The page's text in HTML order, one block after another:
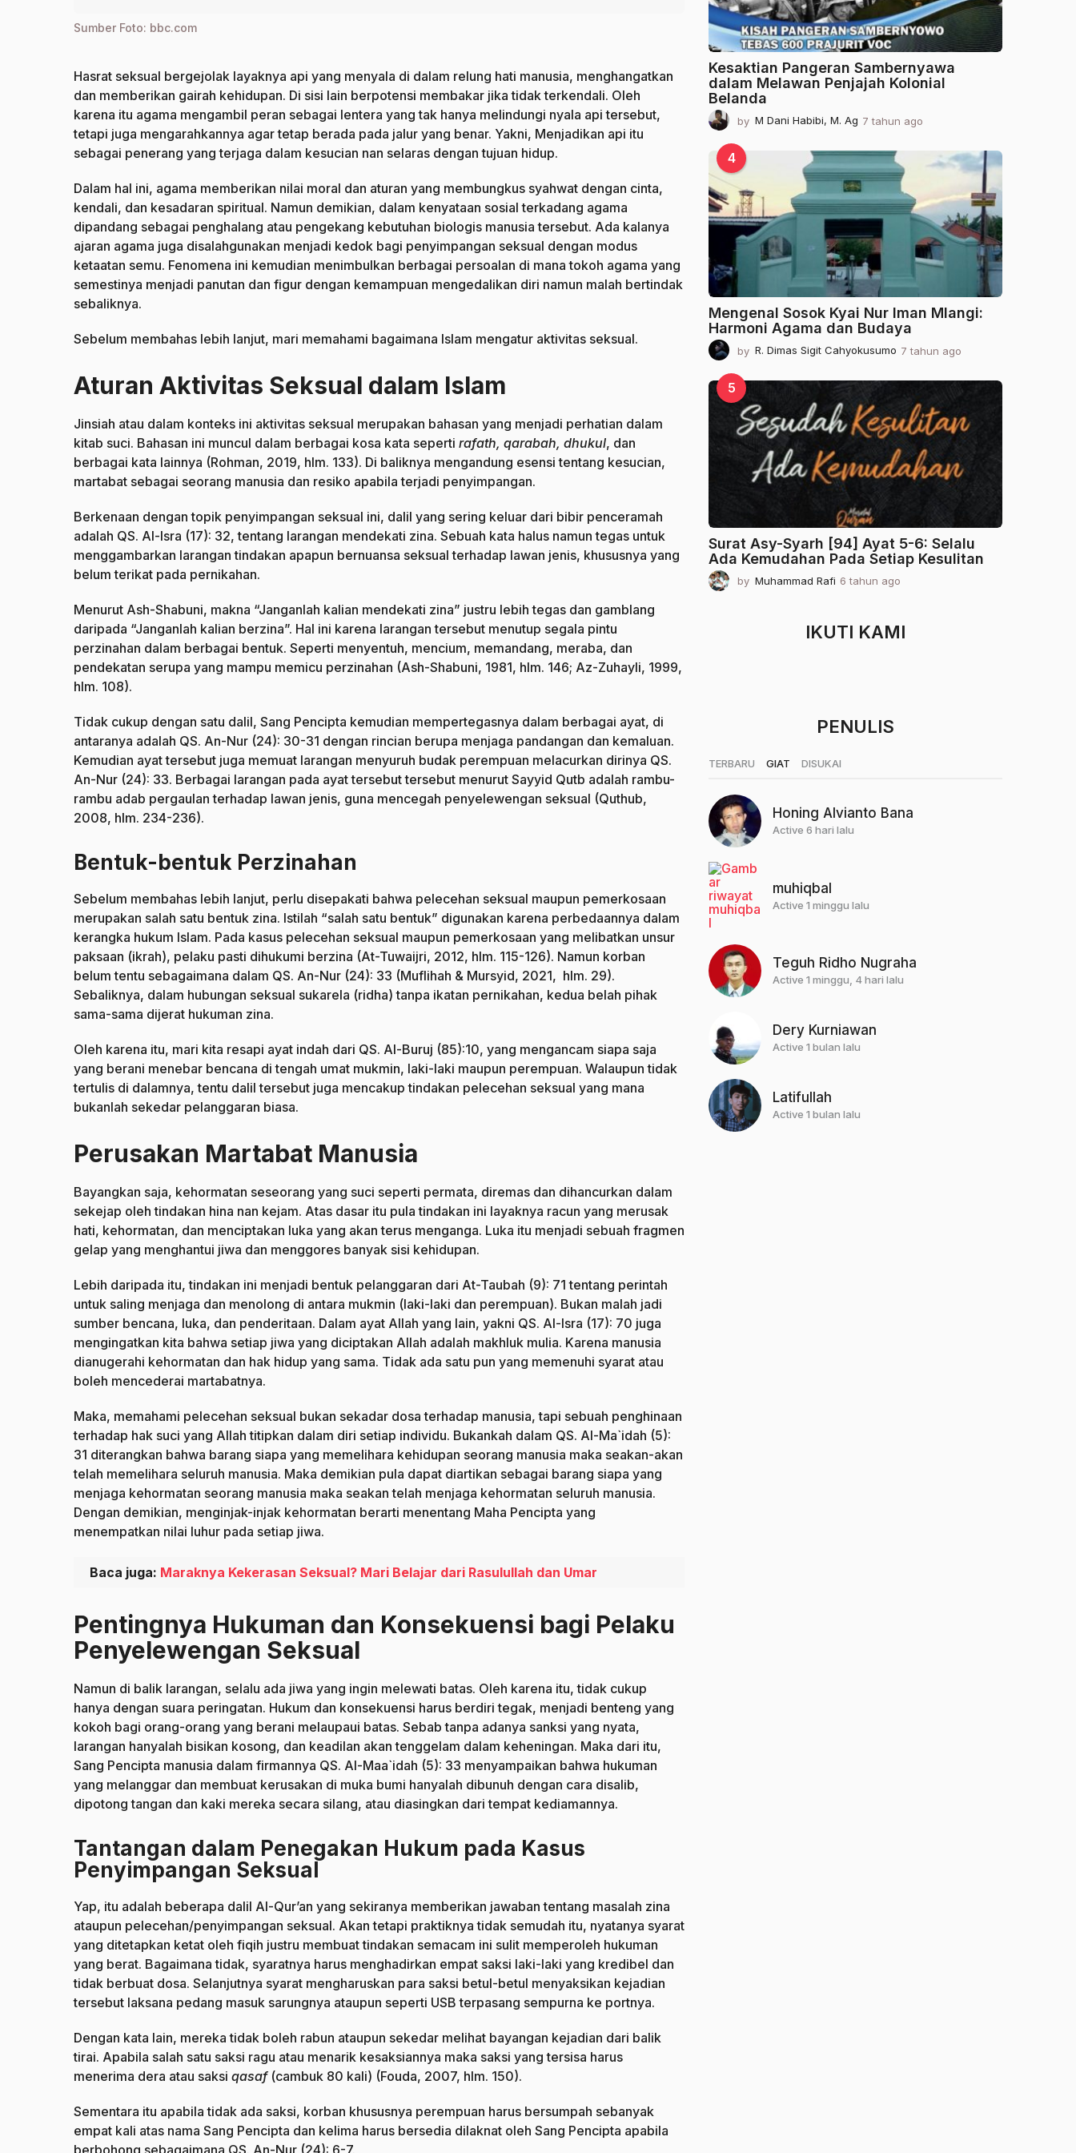
Sumber Foto: bbc.com
Hasrat seksual bergejolak layaknya api yang menyala di dalam relung hati manusia, menghangatkan
dan memberikan gairah kehidupan. Di sisi lain berpotensi membakar jika tidak terkendali. Oleh
karena itu agama mengambil peran sebagai lentera yang tak hanya melindungi nyala api tersebut,
tetapi juga mengarahkannya agar tetap berada pada jalur yang benar. Yakni, Menjadikan api itu
sebagai penerang yang terjaga dalam kesucian nan selaras dengan tujuan hidup.
Dalam hal ini, agama memberikan nilai moral dan aturan yang membungkus syahwat dengan cinta,
kendali, dan kesadaran spiritual. Namun demikian, dalam kenyataan sosial terkadang agama
dipandang sebagai penghalang atau pengekang kebutuhan biologis manusia tersebut. Ada kalanya
ajaran agama juga disalahgunakan menjadi kedok bagi penyimpangan seksual dengan modus
ketaatan semu. Fenomena ini kemudian menimbulkan berbagai persoalan di mana tokoh agama yang
semestinya menjadi panutan dan figur dengan kemampuan mengedalikan diri namun malah bertindak
sebaliknya.
Sebelum membahas lebih lanjut, mari memahami bagaimana Islam mengatur aktivitas seksual.
Aturan Aktivitas Seksual dalam Islam
Jinsiah atau dalam konteks ini aktivitas seksual merupakan bahasan yang menjadi perhatian dalam
kitab suci. Bahasan ini muncul dalam berbagai kosa kata seperti rafath, qarabah, dhukul, dan
berbagai kata lainnya (Rohman, 2019, hlm. 133). Di baliknya mengandung esensi tentang kesucian,
martabat sebagai seorang manusia dan resiko apabila terjadi penyimpangan.
Berkenaan dengan topik penyimpangan seksual ini, dalil yang sering keluar dari bibir penceramah
adalah QS. Al-Isra (17): 32, tentang larangan mendekati zina. Sebuah kata halus namun tegas untuk
menggambarkan larangan tindakan apapun bernuansa seksual terhadap lawan jenis, khususnya yang
belum terikat pada pernikahan.
Menurut Ash-Shabuni, makna “Janganlah kalian mendekati zina” justru lebih tegas dan gamblang
daripada “Janganlah kalian berzina”. Hal ini karena larangan tersebut menutup segala pintu
perzinahan dalam berbagai bentuk. Seperti menyentuh, mencium, memandang, meraba, dan
pendekatan serupa yang mampu memicu perzinahan (Ash-Shabuni, 1981, hlm. 146; Az-Zuhayli, 1999,
hlm. 108).
Tidak cukup dengan satu dalil, Sang Pencipta kemudian mempertegasnya dalam berbagai ayat, di
antaranya adalah QS. An-Nur (24): 30-31 dengan rincian berupa menjaga pandangan dan kemaluan.
Kemudian ayat tersebut juga memuat larangan menyuruh budak perempuan melacurkan dirinya QS.
An-Nur (24): 33. Berbagai larangan pada ayat tersebut tersebut menurut Sayyid Qutb adalah rambu-
rambu adab pergaulan terhadap lawan jenis, guna mencegah penyelewengan seksual (Quthub,
2008, hlm. 234-236).
Bentuk-bentuk Perzinahan
Sebelum membahas lebih lanjut, perlu disepakati bahwa pelecehan seksual maupun pemerkosaan
merupakan salah satu bentuk zina. Istilah “salah satu bentuk” digunakan karena perbedaannya dalam
kerangka hukum Islam. Pada kasus pelecehan seksual maupun pemerkosaan yang melibatkan unsur
paksaan (ikrah), pelaku pasti dihukumi berzina (At-Tuwaijri, 2012, hlm. 115-126). Namun korban
belum tentu sebagaimana dalam QS. An-Nur (24): 33 (Muflihah & Mursyid, 2021, hlm. 29).
Sebaliknya, dalam hubungan seksual sukarela (ridha) tanpa ikatan pernikahan, kedua belah pihak
sama-sama dijerat hukuman zina.
Oleh karena itu, mari kita resapi ayat indah dari QS. Al-Buruj (85):10, yang mengancam siapa saja
yang berani menebar bencana di tengah umat mukmin, laki-laki maupun perempuan. Walaupun tidak
tertulis di dalamnya, tentu dalil tersebut juga mencakup tindakan pelecehan seksual yang mana
bukanlah sekedar pelanggaran biasa.
Perusakan Martabat Manusia
Bayangkan saja, kehormatan seseorang yang suci seperti permata, diremas dan dihancurkan dalam
sekejap oleh tindakan hina nan kejam. Atas dasar itu pula tindakan ini layaknya racun yang merusak
hati, kehormatan, dan menciptakan luka yang akan terus menganga. Luka itu menjadi sebuah fragmen
gelap yang menghantui jiwa dan menggores banyak sisi kehidupan.
Lebih daripada itu, tindakan ini menjadi bentuk pelanggaran dari At-Taubah (9): 71 tentang perintah
untuk saling menjaga dan menolong di antara mukmin (laki-laki dan perempuan). Bukan malah jadi
sumber bencana, luka, dan penderitaan. Dalam ayat Allah yang lain, yakni QS. Al-Isra (17): 70 juga
mengingatkan kita bahwa setiap jiwa yang diciptakan Allah adalah makhluk mulia. Karena manusia
dianugerahi kehormatan dan hak hidup yang sama. Tidak ada satu pun yang memenuhi syarat atau
boleh mencederai martabatnya.
Maka, memahami pelecehan seksual bukan sekadar dosa terhadap manusia, tapi sebuah penghinaan
terhadap hak suci yang Allah titipkan dalam diri setiap individu. Bukankah dalam QS. Al-Ma`idah (5):
31 diterangkan bahwa barang siapa yang memelihara kehidupan seorang manusia maka seakan-akan
telah memelihara seluruh manusia. Maka demikian pula dapat diartikan sebagai barang siapa yang
menjaga kehormatan seorang manusia maka seakan telah menjaga kehormatan seluruh manusia.
Dengan demikian, menginjak-injak kehormatan berarti menentang Maha Pencipta yang
menempatkan nilai luhur pada setiap jiwa.
Baca juga: Maraknya Kekerasan Seksual? Mari Belajar dari Rasulullah dan Umar
Pentingnya Hukuman dan Konsekuensi bagi Pelaku
Penyelewengan Seksual
Namun di balik larangan, selalu ada jiwa yang ingin melewati batas. Oleh karena itu, tidak cukup
hanya dengan suara peringatan. Hukum dan konsekuensi harus berdiri tegak, menjadi benteng yang
kokoh bagi orang-orang yang berani melaupaui batas. Sebab tanpa adanya sanksi yang nyata,
larangan hanyalah bisikan kosong, dan keadilan akan tenggelam dalam keheningan. Maka dari itu,
Sang Pencipta manusia dalam firmannya QS. Al-Maa`idah (5): 33 menyampaikan bahwa hukuman
yang melanggar dan membuat kerusakan di muka bumi hanyalah dibunuh dengan cara disalib,
dipotong tangan dan kaki mereka secara silang, atau diasingkan dari tempat kediamannya.
Tantangan dalam Penegakan Hukum pada Kasus
Penyimpangan Seksual
Yap, itu adalah beberapa dalil Al-Qur’an yang sekiranya memberikan jawaban tentang masalah zina
ataupun pelecehan/penyimpangan seksual. Akan tetapi praktiknya tidak semudah itu, nyatanya syarat
yang ditetapkan ketat oleh fiqih justru membuat tindakan semacam ini sulit memperoleh hukuman
yang berat. Bagaimana tidak, syaratnya harus menghadirkan empat saksi laki-laki yang kredibel dan
tidak berbuat dosa. Selanjutnya syarat mengharuskan para saksi betul-betul menyaksikan kejadian
tersebut laksana pedang masuk sarungnya ataupun seperti USB terpasang sempurna ke portnya.
Dengan kata lain, mereka tidak boleh rabun ataupun sekedar melihat bayangan kejadian dari balik
tirai. Apabila salah satu saksi ragu atau menarik kesaksiannya maka saksi yang tersisa harus
menerima dera atau saksi qasaf (cambuk 80 kali) (Fouda, 2007, hlm. 150).
Sementara itu apabila tidak ada saksi, korban khususnya perempuan harus bersumpah sebanyak
empat kali atas nama Sang Pencipta dan kelima harus bersedia dilaknat oleh Sang Pencipta apabila
Kesaktian Pangeran Sambernyawa
dalam Melawan Penjajah Kolonial
Belanda
by M Dani Habibi, M. Ag 7 tahun ago
a
g
o
4
Mengenal Sosok Kyai Nur Iman Mlangi:
Harmoni Agama dan Budaya
by R. Dimas Sigit Cahyokusumo 7 tahun ago
a
h
n
a
o
5
Surat Asy-Syarh [94] Ayat 5-6: Selalu
Ada Kemudahan Pada Setiap Kesulitan
by Muhammad Rafi 6 tahun ago
h
u
IKUTI KAMI
PENULIS
TERBARU GIAT DISUKAI
Honing Alvianto Bana
Active 6 hari lalu
muhiqbal
Active 1 minggu lalu
Teguh Ridho Nugraha
Active 1 minggu, 4 hari lalu
Dery Kurniawan
Active 1 bulan lalu
Latifullah
Active 1 bulan lalu